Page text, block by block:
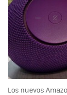
Los nuevos